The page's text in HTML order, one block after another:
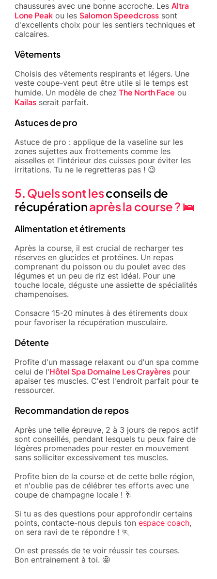
chaussures avec une bonne accroche. Les Altra
Lone Peak ou les Salomon Speedcross sont
d'excellents choix pour les sentiers techniques et
calcaires.
Vêtements
Choisis des vêtements respirants et légers. Une
veste coupe-vent peut être utile si le temps est
humide. Un modèle de chez The North Face ou
Kailas serait parfait.
Astuces de pro
Astuce de pro : applique de la vaseline sur les
zones sujettes aux frottements comme les
aisselles et l'intérieur des cuisses pour éviter les
irritations. Tu ne le regretteras pas ! 😉
5. Quels sont lesconseils de
récupérationaprès la course ? 🛌
Alimentation et étirements
Après la course, il est crucial de recharger tes
réserves en glucides et protéines. Un repas
comprenant du poisson ou du poulet avec des
légumes et un peu de riz est idéal. Pour une
touche locale, déguste une assiette de spécialités
champenoises.
Consacre 15-20 minutes à des étirements doux
pour favoriser la récupération musculaire.
Détente
Profite d'un massage relaxant ou d'un spa comme
celui de l'Hôtel Spa Domaine Les Crayères pour
apaiser tes muscles. C'est l'endroit parfait pour te
ressourcer.
Recommandation de repos
Après une telle épreuve, 2 à 3 jours de repos actif
sont conseillés, pendant lesquels tu peux faire de
légères promenades pour rester en mouvement
sans solliciter excessivement tes muscles.
Profite bien de la course et de cette belle région,
et n'oublie pas de célébrer tes efforts avec une
coupe de champagne locale ! 🥂
Si tu as des questions pour approfondir certains
points, contacte-nous depuis ton espace coach,
on sera ravi de te répondre ! 🏃
On est pressés de te voir réussir tes courses.
Bon entrainement à toi. 🤩